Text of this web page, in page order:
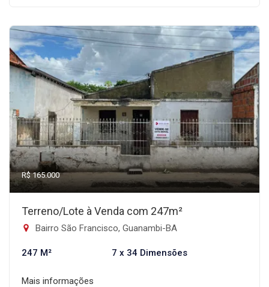
R$ 165.000
Terreno/Lote à Venda com 247m²
Bairro São Francisco, Guanambi-BA
247 M² 7 x 34 Dimensões
Mais informações